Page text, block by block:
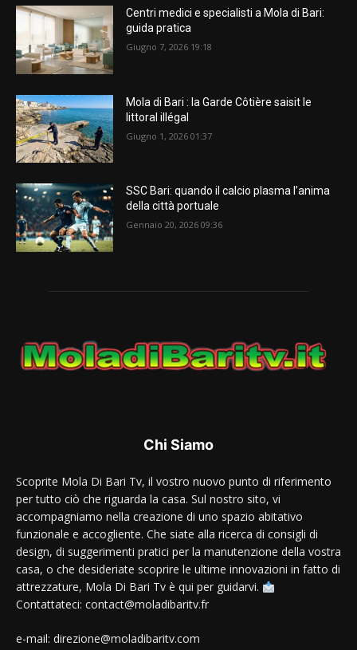
Centri medici e specialisti a Mola di Bari:
guida pratica
Giugno 7, 2026 19:18
Mola di Bari : la Garde Côtière saisit le
littoral illégal
Giugno 1, 2026 01:37
SSC Bari: quando il calcio plasma l’anima
della città portuale
Gennaio 20, 2026 09:36
Chi Siamo
Scoprite Mola Di Bari Tv, il vostro nuovo punto di riferimento
per tutto ciò che riguarda la casa. Sul nostro sito, vi
accompagniamo nella creazione di uno spazio abitativo
funzionale e accogliente. Che siate alla ricerca di consigli di
design, di suggerimenti pratici per la manutenzione della vostra
casa, o che desideriate scoprire le ultime innovazioni in fatto di
attrezzature, Mola Di Bari Tv è qui per guidarvi.
Contattateci: contact@moladibaritv.fr
e-mail: direzione@moladibaritv.com